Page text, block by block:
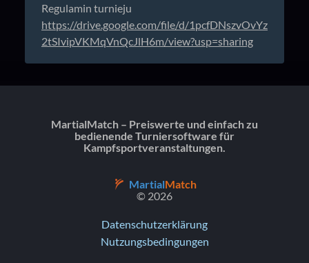
Regulamin turnieju
https://drive.google.com/file/d/1pcfDNszvOvYz
2tSIvipVKMqVnQcJlH6m/view?usp=sharing
MartialMatch – Preiswerte und einfach zu
bedienende Turniersoftware für
Kampfsportveranstaltungen.
MartialMatch
© 2026
Datenschutzerklärung
Nutzungsbedingungen